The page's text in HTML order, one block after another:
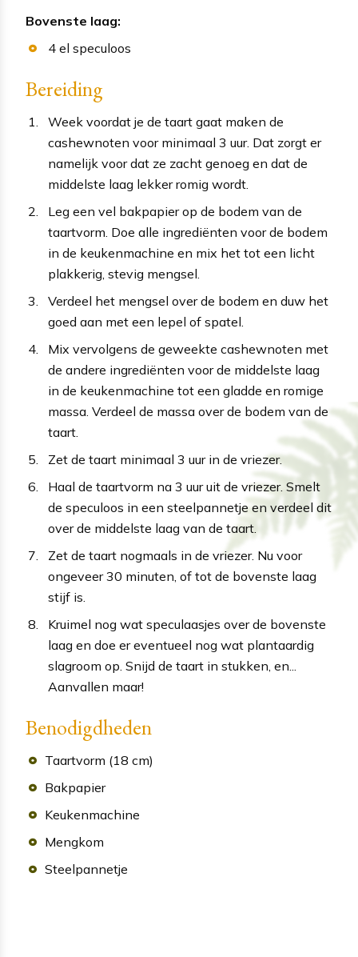
Bovenste laag:
4 el speculoos
Bereiding
Week voordat je de taart gaat maken de
cashewnoten voor minimaal 3 uur. Dat zorgt er
namelijk voor dat ze zacht genoeg en dat de
middelste laag lekker romig wordt.
Leg een vel bakpapier op de bodem van de
taartvorm. Doe alle ingrediënten voor de bodem
in de keukenmachine en mix het tot een licht
plakkerig, stevig mengsel.
Verdeel het mengsel over de bodem en duw het
goed aan met een lepel of spatel.
Mix vervolgens de geweekte cashewnoten met
de andere ingrediënten voor de middelste laag
in de keukenmachine tot een gladde en romige
massa. Verdeel de massa over de bodem van de
taart.
Zet de taart minimaal 3 uur in de vriezer.
Haal de taartvorm na 3 uur uit de vriezer. Smelt
de speculoos in een steelpannetje en verdeel dit
over de middelste laag van de taart.
Zet de taart nogmaals in de vriezer. Nu voor
ongeveer 30 minuten, of tot de bovenste laag
stijf is.
Kruimel nog wat speculaasjes over de bovenste
laag en doe er eventueel nog wat plantaardig
slagroom op. Snijd de taart in stukken, en...
Aanvallen maar!
Benodigdheden
Taartvorm (18 cm)
Bakpapier
Keukenmachine
Mengkom
Steelpannetje